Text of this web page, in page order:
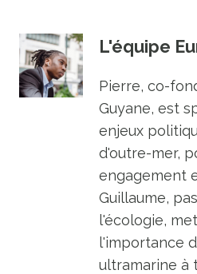
L'équipe
Pierre, co-
Guyane, est
enjeux
d'outre-mer,
engagement
Guillaume,
l'écologie,
l'importance
ultramarine à